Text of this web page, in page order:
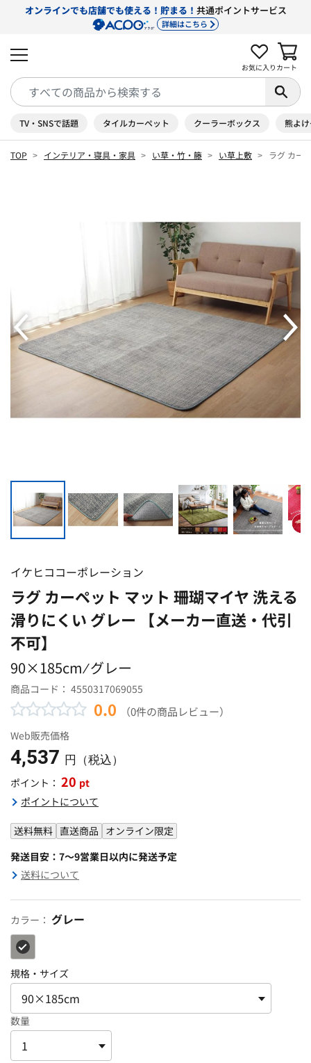
オンラインでも店舗でも使える！貯まる！ 共通ポイントサービス
詳細はこちら
お気に入り カート
TV・SNSで話題 タイルカーペット クーラーボックス 熊よ
TOP インテリア・寝具・家具 い草・竹・籐 い草上敷 ラグ カー
イケヒココーポレーション
ラグ カーペット マット 珊瑚マイヤ 洗える
滑りにくい グレー 【メーカー直送・代引
不可】
90×185cm ⁄ グレー
商品コード： 4550317069055
0.0 （0件の商品レビュー）
Web販売価格
4,537 円（税込）
ポイント： 20 pt
ポイントについて
送料無料 直送商品 オンライン限定
発送目安：7～9営業日以内に発送予定
送料について
カラー： グレー
規格・サイズ
数量